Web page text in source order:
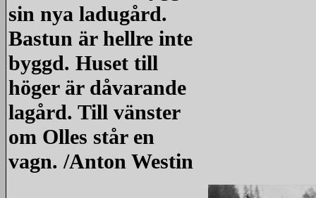
sin nya ladugård.
Bastun är hellre inte
byggd. Huset till
höger är dåvarande
lagård. Till vänster
om Olles står en
vagn. /Anton Westin